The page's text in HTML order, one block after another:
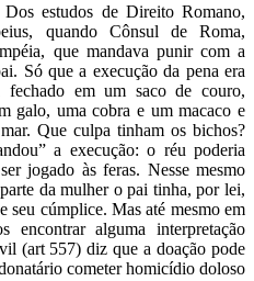
estudos de Direito Romano,
quando Cônsul de Roma,
que mandava punir com a
Só que a execução da pena era
fechado em um saco de couro,
galo, uma cobra e um macaco e
Que culpa tinham os bichos?
a execução: o réu poderia
jogado às feras. Nesse mesmo
da mulher o pai tinha, por lei,
seu cúmplice. Mas até mesmo em
encontrar alguma interpretação
(art 557) diz que a doação pode
cometer homicídio doloso